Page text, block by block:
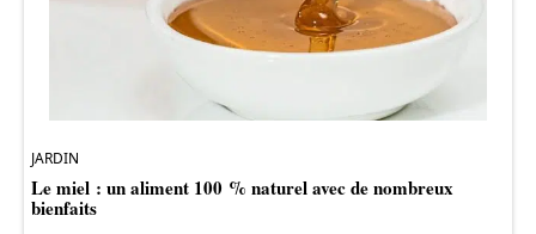
JARDIN
Le miel : un aliment 100 % naturel avec de nombreux
bienfaits